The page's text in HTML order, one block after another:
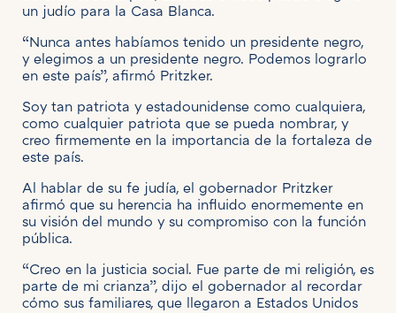
un judío para la Casa Blanca.
“Nunca antes habíamos tenido un presidente negro,
y elegimos a un presidente negro. Podemos lograrlo
en este país”, afirmó Pritzker.
Soy tan patriota y estadounidense como cualquiera,
como cualquier patriota que se pueda nombrar, y
creo firmemente en la importancia de la fortaleza de
este país.
Al hablar de su fe judía, el gobernador Pritzker
afirmó que su herencia ha influido enormemente en
su visión del mundo y su compromiso con la función
pública.
“Creo en la justicia social. Fue parte de mi religión, es
parte de mi crianza”, dijo el gobernador al recordar
cómo sus familiares, que llegaron a Estados Unidos